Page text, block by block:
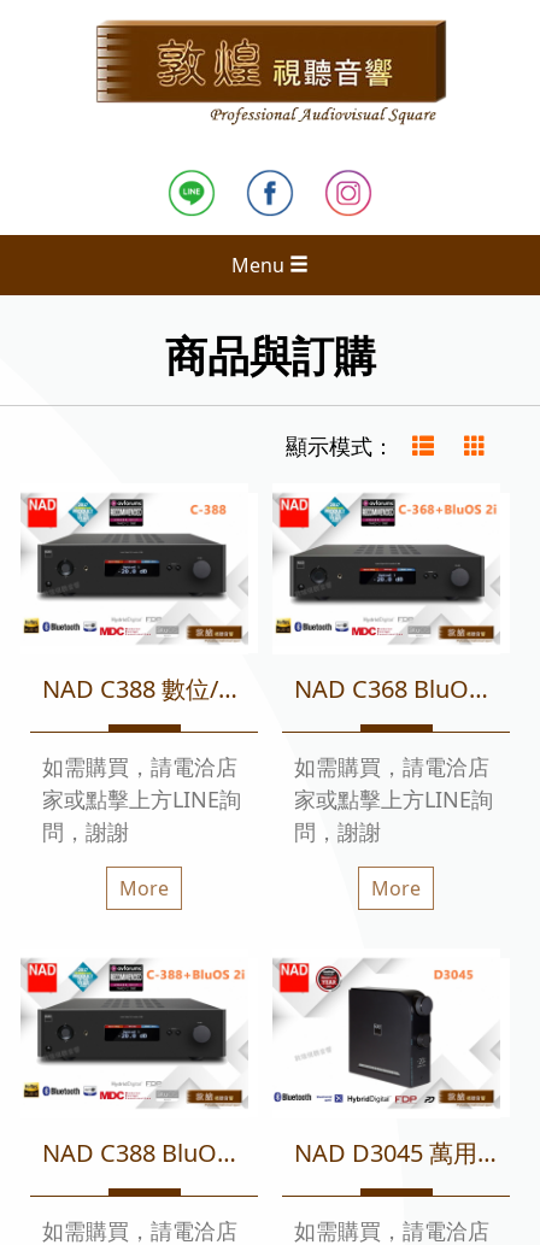
Menu
商品與訂購
顯示模式：
NAD C388 數位/類比兩用綜合擴大機 迎家代理
如需購買，請電洽店
家或點擊上方LINE詢
問，謝謝
More
NAD C368 BluOS 2i 數位/類比兩用綜合擴大機 數位串流 迎家代理
如需購買，請電洽店
家或點擊上方LINE詢
問，謝謝
More
NAD C388 BluOS 2i 數位/類比兩用綜合擴大機 數位串流 迎家代理
如需購買，請電洽店
NAD D3045 萬用桌上藍芽音響主機 迎家代理
如需購買，請電洽店